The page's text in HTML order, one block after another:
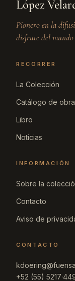
López
Pionero en la
disfrute del mundo
RECORRER
La Colección
Catálogo de
Libro
Noticias
INFORMACIÓN
Sobre la
Contacto
Aviso de
CONTACTO
+52 (55)